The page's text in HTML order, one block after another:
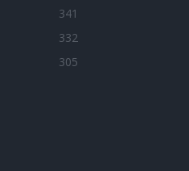
341
332
305